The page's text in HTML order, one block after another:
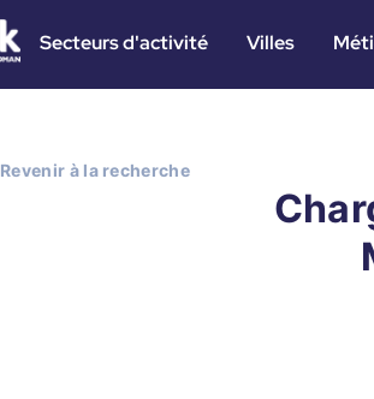
Secteurs d'activité Villes
Revenir à la recherche